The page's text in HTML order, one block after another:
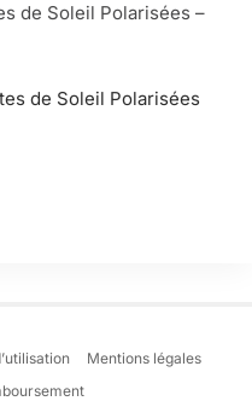
de Soleil Polarisées
Mentions légales